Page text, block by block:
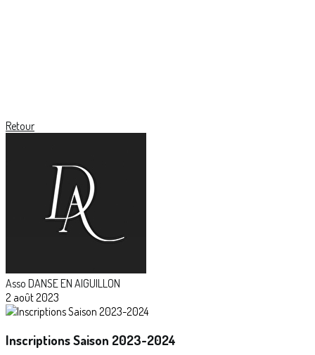
Retour
Asso DANSE EN AIGUILLON
2 août 2023
Inscriptions Saison 2023-2024